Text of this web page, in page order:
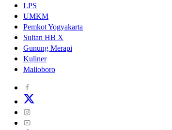
LPS
UMKM
Pemkot Yogyakarta
Sultan HB X
Gunung Merapi
Kuliner
Malioboro